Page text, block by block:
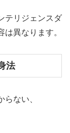
テリジェンスダ
異なります。
法
ない、